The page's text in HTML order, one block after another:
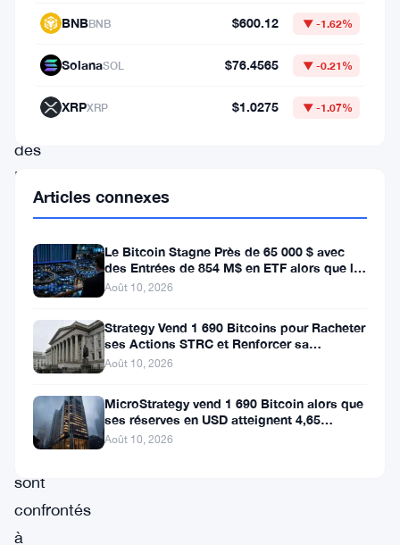
bourse
(ETF)
cryptomonnaies,
avec
des
ETF
Bitcoin
des
entrées
significatives
tandis
que
les
ETF
Ethereum
sont
confrontés
à
BNBBNB $600.12 ▼ -1.62%
SolanaSOL $76.4565 ▼ -0.21%
XRPXRP $1.0275 ▼ -1.07%
Articles connexes
Le Bitcoin Stagne Près de 65 000 $ avec
des Entrées de 854 M$ en ETF alors que le
CPI Approche
Août 10, 2026
Strategy Vend 1 690 Bitcoins pour Racheter
ses Actions STRC et Renforcer sa
Trésorerie
Août 10, 2026
MicroStrategy vend 1 690 Bitcoin alors que
ses réserves en USD atteignent 4,65
milliards de dollars
Août 10, 2026